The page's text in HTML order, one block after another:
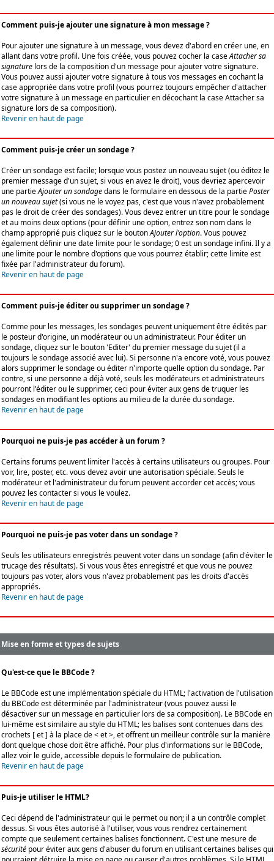
Comment puis-je ajouter une signature à mon message ?
Pour ajouter une signature à un message, vous devez d'abord en créer une, en
allant dans votre profil. Une fois créée, vous pouvez cocher la caseAttacher sa
signature lors de la composition d'un message pour ajouter votre signature.
Vous pouvez aussi ajouter votre signature à tous vos messages en cochant la
case appropriée dans votre profil (vous pourrez toujours empêcher d'attacher
votre signature à un message en particulier en décochant la case Attacher sa
signature lors de sa composition).
Revenir en haut de page
Comment puis-je créer un sondage ?
Créer un sondage est facile; lorsque vous postez un nouveau sujet (ou éditez le
premier message d'un sujet, si vous en avez le droit), vous devriez apercevoir
une partieAjouter un sondagedans le formulaire en dessous de la partiePoster
un nouveau sujet(si vous ne le voyez pas, c'est que vous n'avez probablement
pas le droit de créer des sondages). Vous devez entrer un titre pour le sondage
et au moins deux options (pour définir une option, entrez son nom dans le
champ approprié puis cliquez sur le boutonAjouter l'option. Vous pouvez
également définir une date limite pour le sondage; 0 est un sondage infini. Il y a
une limite pour le nombre d'options que vous pourrez établir; cette limite est
fixée par l'administrateur du forum).
Revenir en haut de page
Comment puis-je éditer ou supprimer un sondage ?
Comme pour les messages, les sondages peuvent uniquement être édités par
le posteur d'origine, un modérateur ou un administrateur. Pour éditer un
sondage, cliquez sur le bouton 'Editer' du premier message du sujet (il a
toujours le sondage associé avec lui). Si personne n'a encore voté, vous pouvez
alors supprimer le sondage ou éditer n'importe quelle option du sondage. Par
contre, si une personne a déjà voté, seuls les modérateurs et administrateurs
pourront l'éditer ou le supprimer, ceci pour éviter aux gens de truquer les
sondages en modifiant les options au milieu de la durée du sondage.
Revenir en haut de page
Pourquoi ne puis-je pas accéder à un forum ?
Certains forums peuvent limiter l'accès à certains utilisateurs ou groupes. Pour
voir, lire, poster, etc. vous devez avoir une autorisation spéciale. Seuls le
modérateur et l'administrateur du forum peuvent accorder cet accès; vous
pouvez les contacter si vous le voulez.
Revenir en haut de page
Pourquoi ne puis-je pas voter dans un sondage ?
Seuls les utilisateurs enregistrés peuvent voter dans un sondage (afin d'éviter le
trucage des résultats). Si vous vous êtes enregistré et que vous ne pouvez
toujours pas voter, alors vous n'avez probablement pas les droits d'accès
appropriés.
Revenir en haut de page
Mise en forme et types de sujets
Qu'est-ce que le BBCode ?
Le BBCode est une implémentation spéciale du HTML; l'activation de l'utilisation
du BBCode est déterminée par l'administrateur (vous pouvez aussi le
désactiver sur un message en particulier lors de sa composition). Le BBCode en
lui-même est similaire au style du HTML; les balises sont contenues dans des
crochets [ et ] à la place de < et >, et offrent un meilleur contrôle sur la manière
dont quelque chose doit être affiché. Pour plus d'informations sur le BBCode,
allez voir le guide, accessible depuis le formulaire de publication.
Revenir en haut de page
Puis-je utiliser le HTML?
Ceci dépend de l'administrateur qui le permet ou non; il a un contrôle complet
dessus. Si vous êtes autorisé à l'utiliser, vous vous rendrez certainement
compte que seulement certaines balises fonctionnent. C'est une mesure de
sécurité pour éviter aux gens d'abuser du forum en utilisant certaines balises qui